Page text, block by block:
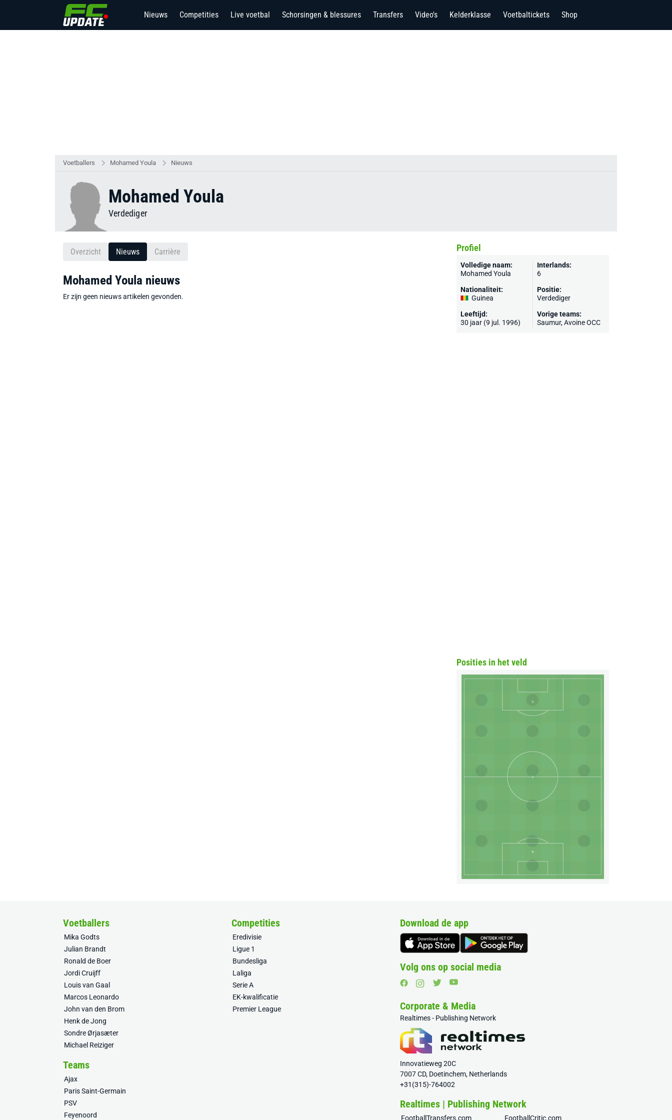
Nieuws Competities Live voetbal Schorsingen & blessures Transfers Video's Kelderklasse Voetbaltickets Shop
Voetballers Mohamed Youla Nieuws
Mohamed Youla
Verdediger
Overzicht Nieuws Carrière
Mohamed Youla nieuws
Er zijn geen nieuws artikelen gevonden.
Profiel
Volledige naam:
Mohamed Youla
Nationaliteit:
Guinea
Leeftijd:
30 jaar (9 jul. 1996)
Interlands:
6
Positie:
Verdediger
Vorige teams:
Saumur,Avoine OCC
Posities in het veld
Voetballers
Mika Godts
Julian Brandt
Ronald de Boer
Jordi Cruijff
Louis van Gaal
Marcos Leonardo
John van den Brom
Henk de Jong
Sondre Ørjasæter
Michael Reiziger
Competities
Eredivisie
Ligue 1
Bundesliga
Laliga
Serie A
EK-kwalificatie
Premier League
Teams
Ajax
Paris Saint-Germain
PSV
Feyenoord
Download de app
Volg ons op social media
Corporate & Media
Realtimes - Publishing Network
Innovatieweg 20C
7007 CD, Doetinchem, Netherlands
+31(315)-764002
Realtimes | Publishing Network
FootballTransfers.com FootballCritic.com